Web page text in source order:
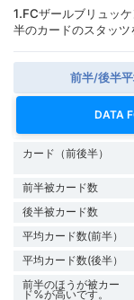
1.FCザールブリュッ
半のカードのスタッツ
前半/後半
DATA
カード（前後半）
前半被カード数
後半被カード数
平均カード数(前半）
平均カード数(後半）
前半のほうが被カー
ド%が高いです。